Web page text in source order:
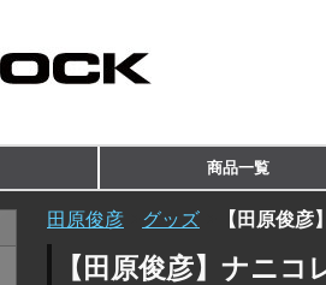
商品一覧
田原俊彦 グッズ 【田原俊
【田原俊彦】ナニ